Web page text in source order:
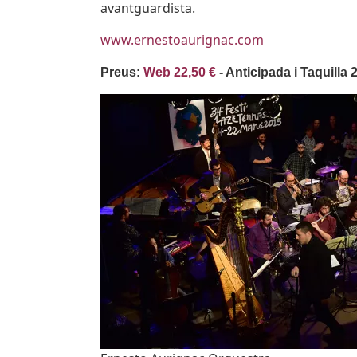
avantguardista.
www.ernestoaurignac.com
Preus: Web 22,50 € - Anticipada i Taquilla